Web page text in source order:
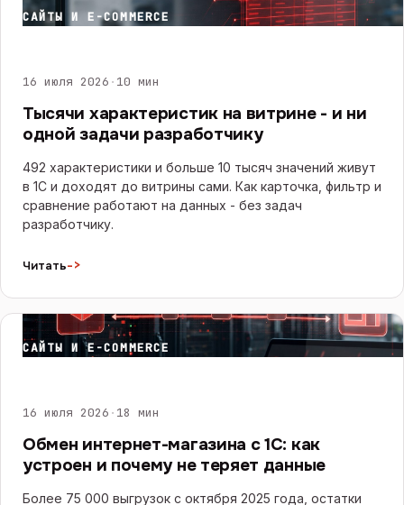
САЙТЫ И E-COMMERCE
16 июля 2026 · 10 мин
Тысячи характеристик на витрине - и ни
одной задачи разработчику
492 характеристики и больше 10 тысяч значений живут
в 1С и доходят до витрины сами. Как карточка, фильтр и
сравнение работают на данных - без задач
разработчику.
Читать->
САЙТЫ И E-COMMERCE
16 июля 2026 · 18 мин
Обмен интернет-магазина с 1С: как
устроен и почему не теряет данные
Более 75 000 выгрузок с октября 2025 года, остатки